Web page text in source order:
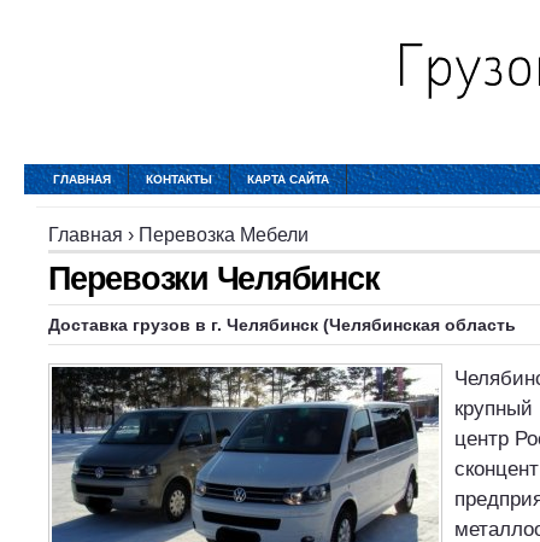
ГЛАВНАЯ КОНТАКТЫ КАРТА САЙТА
Главная › Перевозка Мебели
Перевозки Челябинск
Доставка грузов в г. Челябинск (Челябинская область
центр